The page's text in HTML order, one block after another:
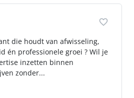
die houdt van afwisseling,
én professionele groei ? Wil je
inzetten binnen
zonder...